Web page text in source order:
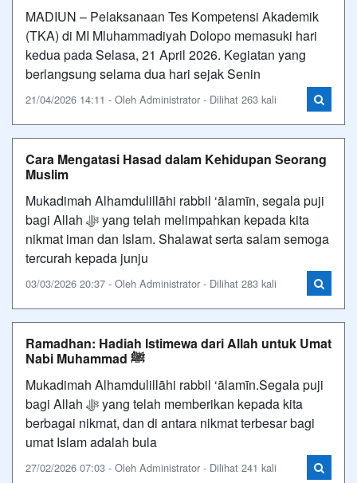
MADIUN – Pelaksanaan Tes Kompetensi Akademik
(TKA) di MI Mluhammadiyah Dolopo memasuki hari
kedua pada Selasa, 21 April 2026. Kegiatan yang
berlangsung selama dua hari sejak Senin
21/04/2026 14:11 - Oleh Administrator - Dilihat 263 kali
Cara Mengatasi Hasad dalam Kehidupan Seorang
Muslim
Mukadimah Alhamdulillāhi rabbil ‘ālamīn, segala puji
bagi Allah ﷻ yang telah melimpahkan kepada kita
nikmat iman dan Islam. Shalawat serta salam semoga
tercurah kepada junju
03/03/2026 20:37 - Oleh Administrator - Dilihat 283 kali
Ramadhan: Hadiah Istimewa dari Allah untuk Umat
Nabi Muhammad ﷺ
Mukadimah Alhamdulillāhi rabbil ‘ālamīn.Segala puji
bagi Allah ﷻ yang telah memberikan kepada kita
berbagai nikmat, dan di antara nikmat terbesar bagi
umat Islam adalah bula
27/02/2026 07:03 - Oleh Administrator - Dilihat 241 kali